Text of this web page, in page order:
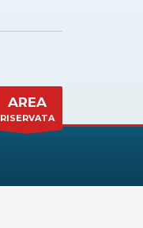
AREA
RISERVATA